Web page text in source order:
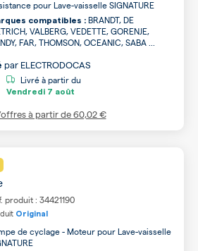
pour Lave-vaisselle SIGNATURE
compatibles : BRANDT, DE
VALBERG, VEDETTE, GORENJE,
FAR, THOMSON, OCEANIC, SABA ...
par ELECTRODOCAS
Livré à partir du
Vendredi 7 août
à partir de60,02 €
produit : 34421190
Original
de cyclage - Moteur pour Lave-vaisselle